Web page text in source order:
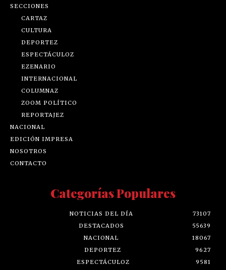
SECCIONES
CARTAZ
CULTURA
DEPORTEZ
ESPECTÁCULOZ
EZENARIO
INTERNACIONAL
COLUMNAZ
ZOOM POLÍTICO
REPORTAJEZ
NACIONAL
EDICIÓN IMPRESA
NOSOTROS
CONTACTO
Categorías Populares
NOTICIAS DEL DÍA
73107
DESTACADOS
55639
NACIONAL
18067
DEPORTEZ
9627
ESPECTÁCULOZ
9581